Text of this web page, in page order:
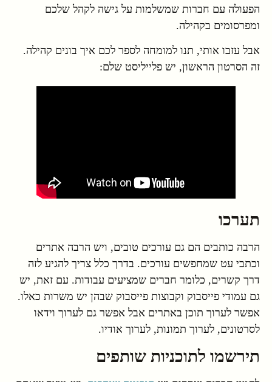
הפעולה עם חברות שמשלמות על גישה לקהל שלכם
ומפרסומים בקהילה.
אבל עזבו אותי, תנו למומחה לספר לכם איך בונים קהילה.
זה הסרטון הראשון, יש פלייליסט שלם:
תערכו
הרבה כותבים הם גם עורכים טובים, ויש הרבה אתרים
וכתבי עט שמחפשים עורכים. בדרך כלל צריך להגיע לזה
דרך קשרים, כלומר חברים שמציעים עבודות. עם זאת, יש
גם עמודי פייסבוק וקבוצות פייסבוק שבהן יש משרות כאלו.
אפשר לערוך תוכן באתרים אבל אפשר גם לערוך וידאו
לסרטונים, לערוך תמונות, לערוך אודיו.
תירשמו לתוכניות שותפים